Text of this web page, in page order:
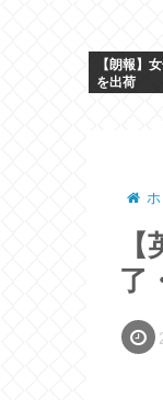
【朗報】
を出荷
了